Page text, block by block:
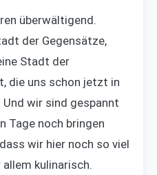
überwältigend.
der Gegensätze,
Stadt der
die uns schon jetzt in
Und wir sind gespannt
Tage noch bringen
wir hier noch so viel
allem kulinarisch.